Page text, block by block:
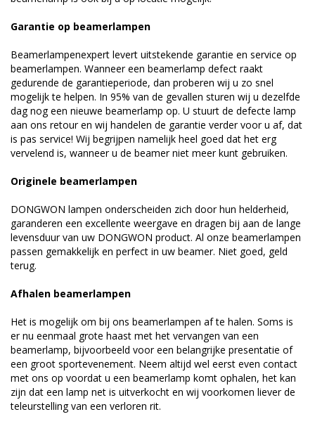
Garantie op beamerlampen
Beamerlampenexpert levert uitstekende garantie en service op
beamerlampen. Wanneer een beamerlamp defect raakt
gedurende de garantieperiode, dan proberen wij u zo snel
mogelijk te helpen. In 95% van de gevallen sturen wij u dezelfde
dag nog een nieuwe beamerlamp op. U stuurt de defecte lamp
aan ons retour en wij handelen de garantie verder voor u af, dat
is pas service! Wij begrijpen namelijk heel goed dat het erg
vervelend is, wanneer u de beamer niet meer kunt gebruiken.
Originele beamerlampen
DONGWON lampen onderscheiden zich door hun helderheid,
garanderen een excellente weergave en dragen bij aan de lange
levensduur van uw DONGWON product. Al onze beamerlampen
passen gemakkelijk en perfect in uw beamer. Niet goed, geld
terug.
Afhalen beamerlampen
Het is mogelijk om bij ons beamerlampen af te halen. Soms is
er nu eenmaal grote haast met het vervangen van een
beamerlamp, bijvoorbeeld voor een belangrijke presentatie of
een groot sportevenement. Neem altijd wel eerst even contact
met ons op voordat u een beamerlamp komt ophalen, het kan
zijn dat een lamp net is uitverkocht en wij voorkomen liever de
teleurstelling van een verloren rit.